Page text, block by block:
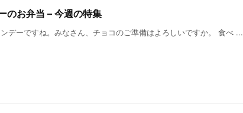
のお弁当 – 今週の特集
デーですね。みなさん、チョコのご準備はよろしいですか。 食べ ...